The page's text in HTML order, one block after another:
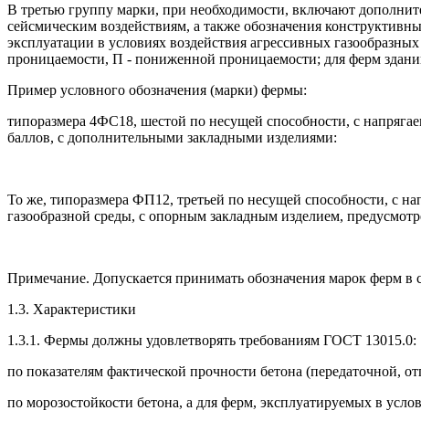
В третью группу марки, при необходимости, включают
сейсмическим воздействиям, а также обозначения
эксплуатации в условиях воздействия агрессивных
проницаемости, П - пониженной проницаемости; для ферм
Пример условного обозначения (марки) фермы:
типоразмера 4ФС18, шестой по несущей способности, с
баллов, с дополнительными закладными изделиями:
То же, типоразмера ФП12, третьей по несущей способности, с
газообразной среды, с опорным закладным изделием,
Примечание. Допускается принимать обозначения марок ферм в
1.3. Характеристики
1.3.1. Фермы должны удовлетворять требованиям ГОСТ 13015.0:
по показателям фактической прочности бетона (передаточной,
по морозостойкости бетона, а для ферм, эксплуатируемых в